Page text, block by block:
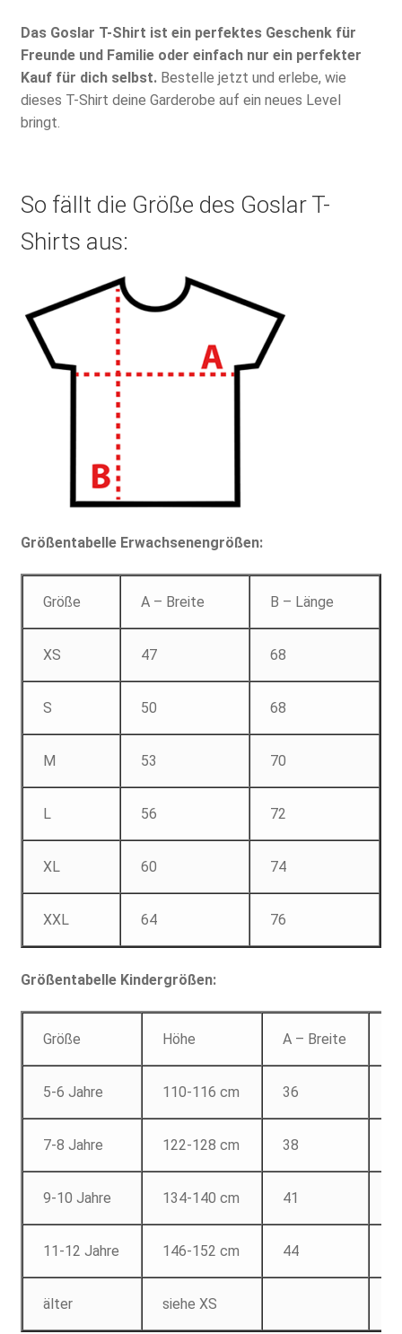
Das Goslar T-Shirt ist ein perfektes Geschenk für
Freunde und Familie oder einfach nur ein perfekter
Kauf für dich selbst.Bestelle jetzt und erlebe, wie
dieses T-Shirt deine Garderobe auf ein neues Level
bringt.
So fällt die Größe des Goslar T-
Shirts aus:
Größentabelle Erwachsenengrößen:
Größe A – Breite B – Länge
XS 47 68
S 50 68
M 53 70
L 56 72
XL 60 74
XXL 64 76
Größentabelle Kindergrößen:
Größe Höhe A – Breite
5-6 Jahre 110-116 cm 36
7-8 Jahre 122-128 cm 38
9-10 Jahre 134-140 cm 41
11-12 Jahre 146-152 cm 44
älter siehe XS